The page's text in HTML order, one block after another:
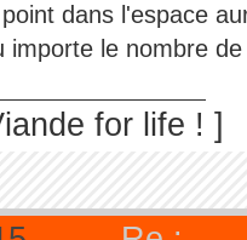
dans l'espace
importe le nombre
for life ! ]